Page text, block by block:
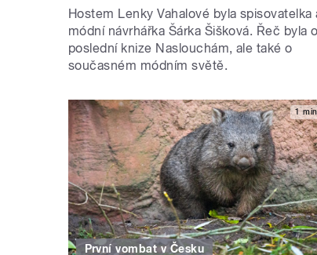
Hostem Lenky Vahalové byla spisovatelka
módní návrhářka Šárka Šišková. Řeč byla
poslední knize Naslouchám, ale také o
současném módním světě.
1
První vombat v Česku